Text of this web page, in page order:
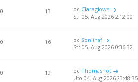
0 13 od Claraglows
Str 05. Aug 2026 2:12:00
0 16 od Sonjihaf
Str 05. Aug 2026 0:36:32
0 19 odThomasnot
Uto 04. Aug 2026 23:48:35